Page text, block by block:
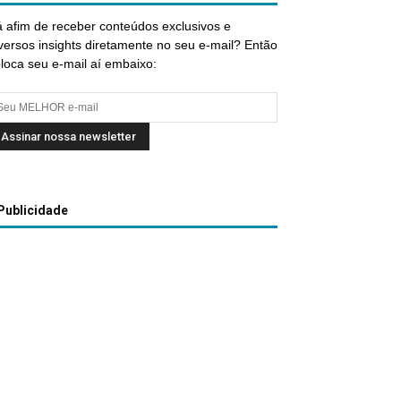
afim de receber conteúdos exclusivos e
insights diretamente no seu e-mail? Então
seu e-mail aí embaixo:
Publicidade